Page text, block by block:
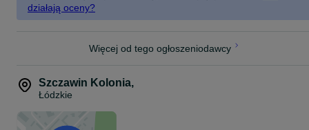
działają oceny?
Więcej od tego ogłoszeniodawcy
Szczawin Kolonia,
Łódzkie